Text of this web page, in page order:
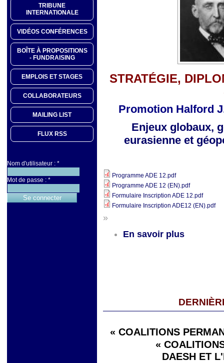
TRIBUNE
INTERNATIONALE
VIDÉOS CONFÉRENCES
BOÎTE À PROPOSITIONS
- FUNDRAISING
EMPLOIS ET STAGES
COLLABORATEURS
MAILING LIST
FLUX RSS
Nom d'utilisateur : *
Mot de passe : *
STRATÉGIE,
Promotion Halford
Enjeux globaux,
eurasienneet
Programme ADE 12.pdf
Programme ADE 12 (EN).pdf
Formulaire Inscription ADE 12.pdf
Formulaire Inscription ADE12 (EN).pdf
»
En savoir plus
« COALITIONS
«
DAESH ET